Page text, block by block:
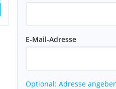
E-Mail-Adresse
Optional: Adresse